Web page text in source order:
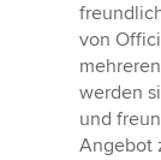
von
werden
und
Angebot